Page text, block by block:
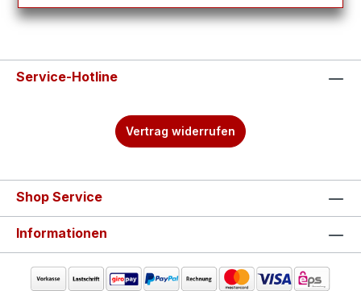
Service-Hotline
Vertrag widerrufen
Shop Service
Informationen